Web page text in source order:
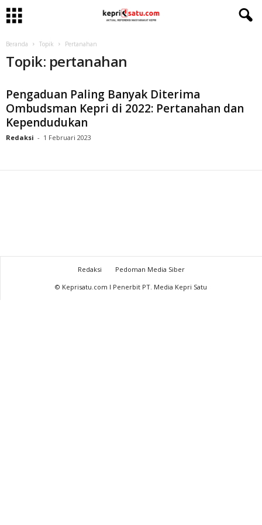
Beranda Topik Pertanahan
Topik: pertanahan
Pengaduan Paling Banyak Diterima
Ombudsman Kepri di 2022: Pertanahan dan
Kependudukan
Redaksi - 1 Februari 2023
Redaksi
Pedoman Media Siber
© Keprisatu.com I Penerbit PT. Media Kepri Satu